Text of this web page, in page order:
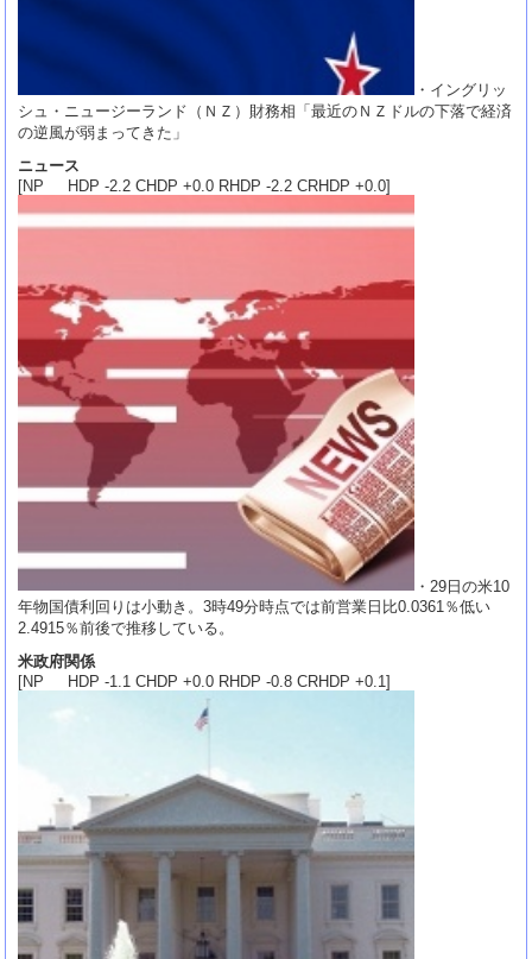
・イングリッ
シュ・ニュージーランド（ＮＺ）財務相「最近のＮＺドルの下落で経済
の逆風が弱まってきた」
ニュース
[NP HDP -2.2 CHDP +0.0 RHDP -2.2 CRHDP +0.0]
・29日の米10
年物国債利回りは小動き。3時49分時点では前営業日比0.0361％低い
2.4915％前後で推移している。
米政府関係
[NP HDP -1.1 CHDP +0.0 RHDP -0.8 CRHDP +0.1]